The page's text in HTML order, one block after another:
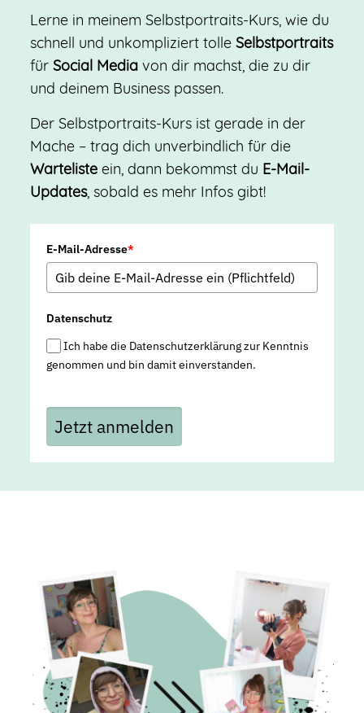
Lerne in meinem Selbstportraits-Kurs, wie du
schnell und unkompliziert tolle Selbstportraits
für Social Mediavon dir machst, die zu dir
und deinem Business passen.
Der Selbstportraits-Kurs ist gerade in der
Mache – trag dich unverbindlich für die
Wartelisteein, dann bekommst du E-Mail-
Updates, sobald es mehr Infos gibt!
E-Mail-Adresse*
Datenschutz
Ich habe die Datenschutzerklärung zur Kenntnis
genommen und bin damit einverstanden.
Jetzt anmelden